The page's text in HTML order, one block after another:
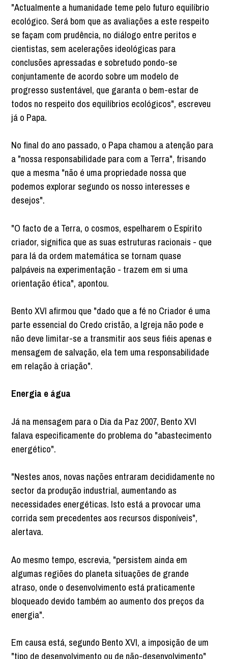
"Actualmente a humanidade teme pelo futuro equilíbrio
ecológico. Será bom que as avaliações a este respeito
se façam com prudência, no diálogo entre peritos e
cientistas, sem acelerações ideológicas para
conclusões apressadas e sobretudo pondo-se
conjuntamente de acordo sobre um modelo de
progresso sustentável, que garanta o bem-estar de
todos no respeito dos equilíbrios ecológicos", escreveu
já o Papa.
No final do ano passado, o Papa chamou a atenção para
a "nossa responsabilidade para com a Terra", frisando
que a mesma "não é uma propriedade nossa que
podemos explorar segundo os nosso interesses e
desejos".
"O facto de a Terra, o cosmos, espelharem o Espírito
criador, significa que as suas estruturas racionais - que
para lá da ordem matemática se tornam quase
palpáveis na experimentação - trazem em si uma
orientação ética", apontou.
Bento XVI afirmou que "dado que a fé no Criador é uma
parte essencial do Credo cristão, a Igreja não pode e
não deve limitar-se a transmitir aos seus fiéis apenas e
mensagem de salvação, ela tem uma responsabilidade
em relação à criação".
Energia e água
Já na mensagem para o Dia da Paz 2007, Bento XVI
falava especificamente do problema do "abastecimento
energético".
"Nestes anos, novas nações entraram decididamente no
sector da produção industrial, aumentando as
necessidades energéticas. Isto está a provocar uma
corrida sem precedentes aos recursos disponíveis",
alertava.
Ao mesmo tempo, escrevia, "persistem ainda em
algumas regiões do planeta situações de grande
atraso, onde o desenvolvimento está praticamente
bloqueado devido também ao aumento dos preços da
energia".
Em causa está, segundo Bento XVI, a imposição de um
"tipo de desenvolvimento ou de não-desenvolvimento"